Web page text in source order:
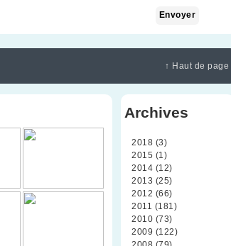
↑ Haut de page
Archives
2018 (3)
2015 (1)
2014 (12)
2013 (25)
2012 (66)
2011 (181)
2010 (73)
2009 (122)